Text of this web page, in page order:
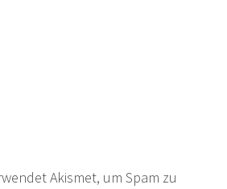
Akismet, um Spam zu